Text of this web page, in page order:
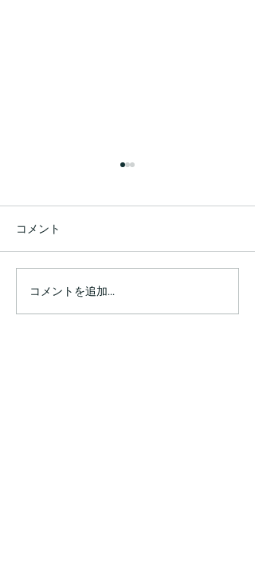
発見や喜びがたくさんあ
りすぎて書ききれない程
コメント
コメントを追加…